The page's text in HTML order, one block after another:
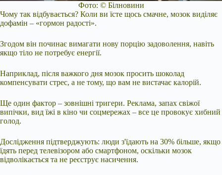
Фото: © Білновини
Чому так відбувається? Коли ви їсте щось смачне, мозок виділяє
дофамін – «гормон радості».
Згодом він починає вимагати нову порцію задоволення, навіть
якщо тіло не потребує енергії.
Наприклад, після важкого дня мозок просить шоколад
компенсувати стрес, а не тому, що вам не вистачає калорій.
Ще один фактор – зовнішні тригери. Реклама, запах свіжої
випічки, вид їжі в кіно чи соцмережах – все це провокує хибний
голод.
Дослідження підтверджують: люди з'їдають на 30% більше, якщо
їдять перед телевізором або смартфоном, оскільки мозок
відволікається та не реєструє насичення.